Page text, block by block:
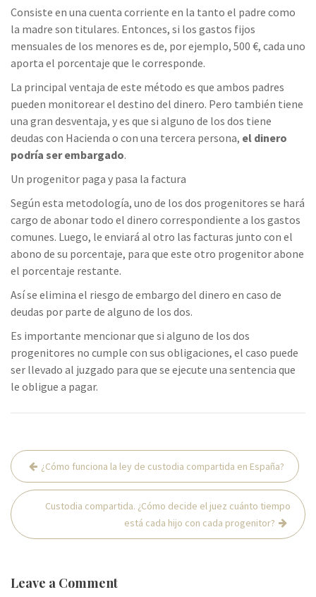
Consiste en una cuenta corriente en la tanto el padre como
la madre son titulares. Entonces, si los gastos fijos
mensuales de los menores es de, por ejemplo, 500 €, cada uno
aporta el porcentaje que le corresponde.
La principal ventaja de este método es que ambos padres
pueden monitorear el destino del dinero. Pero también tiene
una gran desventaja, y es que si alguno de los dos tiene
deudas con Hacienda o con una tercera persona, el dinero
podría ser embargado.
Un progenitor paga y pasa la factura
Según esta metodología, uno de los dos progenitores se hará
cargo de abonar todo el dinero correspondiente a los gastos
comunes. Luego, le enviará al otro las facturas junto con el
abono de su porcentaje, para que este otro progenitor abone
el porcentaje restante.
Así se elimina el riesgo de embargo del dinero en caso de
deudas por parte de alguno de los dos.
Es importante mencionar que si alguno de los dos
progenitores no cumple con sus obligaciones, el caso puede
ser llevado al juzgado para que se ejecute una sentencia que
le obligue a pagar.
Navegación
de
entradas
¿Cómo funciona la ley de custodia compartida en España?
Custodia compartida. ¿Cómo decide el juez cuánto tiempo
está cada hijo con cada progenitor?
Leave a Comment